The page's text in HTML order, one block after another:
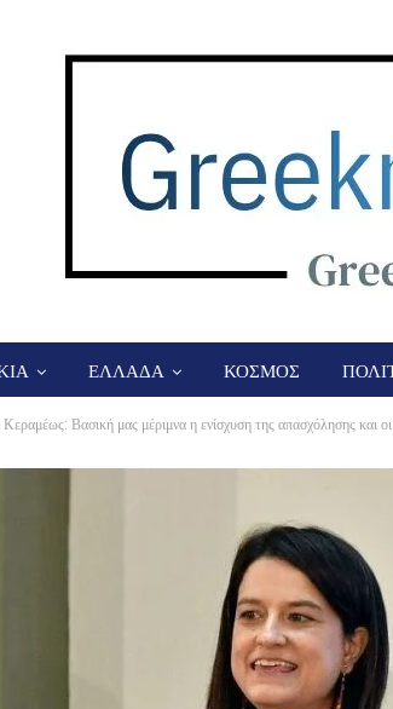
ΕΛΛΑΔΑ ΚΟΣΜΟΣ
Βασική μας μέριμνα η ενίσχυση της απασχόλησης και οι